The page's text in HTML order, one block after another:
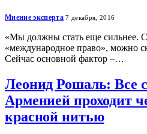
Мнение эксперта 7 декабря, 2016
«Мы должны стать еще сильнее.
«международное право», можно
Сейчас основной фактор –…
Леонид Рошаль: Все
Арменией проходит
красной нитью